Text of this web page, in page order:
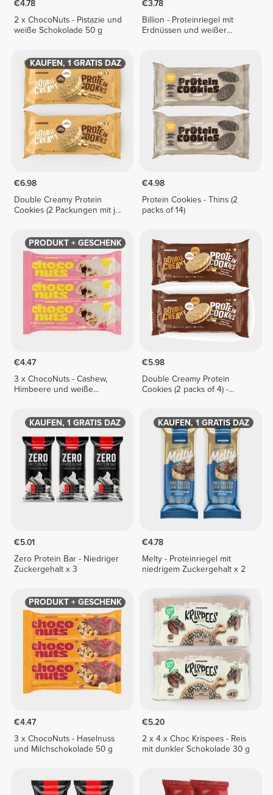
€4.78
2 x ChocoNuts - Pistazie und
weiße Schokolade 50 g
€3.78
Billion - Proteinriegel mit
Erdnüssen und weißer
2 KAUFEN, 1 GRATIS DAZU
€6.98
Double Creamy Protein
Cookies (2 Packungen mit je
€4.98
Protein Cookies - Thins (2
packs of 14)
PRODUKT + GESCHENK
€4.47
3 x ChocoNuts - Cashew,
Himbeere und weiße
€5.98
Double Creamy Protein
Cookies (2 packs of 4) -
1 KAUFEN, 1 GRATIS DAZU
€5.01
Zero Protein Bar - Niedriger
Zuckergehalt x 3
1 KAUFEN, 1 GRATIS DAZU
€4.78
Melty - Proteinriegel mit
niedrigem Zuckergehalt x 2
PRODUKT + GESCHENK
€4.47
3 x ChocoNuts - Haselnuss
und Milchschokolade 50 g
€5.20
2 x 4 x Choc Krispees - Reis
mit dunkler Schokolade 30 g